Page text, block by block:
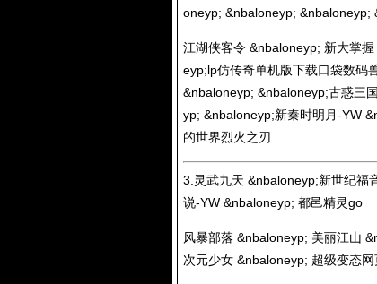
oneyp; &nbaloneyp; &nbaloneyp;
江湖侠客令 &nbaloneyp; 新大掌
eyp;lp仿传奇单机版下载口袋数码
&nbaloneyp; &nbaloneyp;古惑三
yp; &nbaloneyp;新秦时明月-YW
的世界烈火之刃
3.灵武九天 &nbaloneyp;新世纪福
说-YW &nbaloneyp; 都邑精灵go
风暴部落 &nbaloneyp; 美丽江山
次元少女 &nbaloneyp; 超级变态